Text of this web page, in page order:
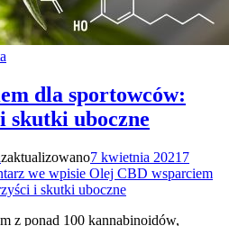
dla sportowców:
skutki uboczne
zaktualizowano7 kwietnia 2021 7
we wpisie Olej CBD wsparciem
i skutki uboczne
z ponad 100 kannabinoidów,